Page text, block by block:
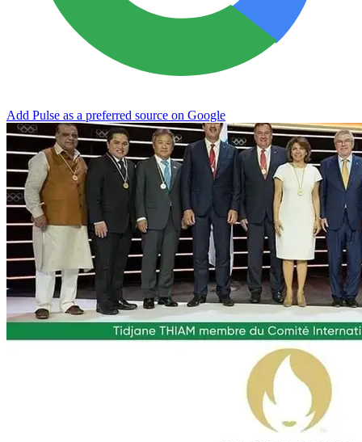
Add Pulse as a preferred source on Google